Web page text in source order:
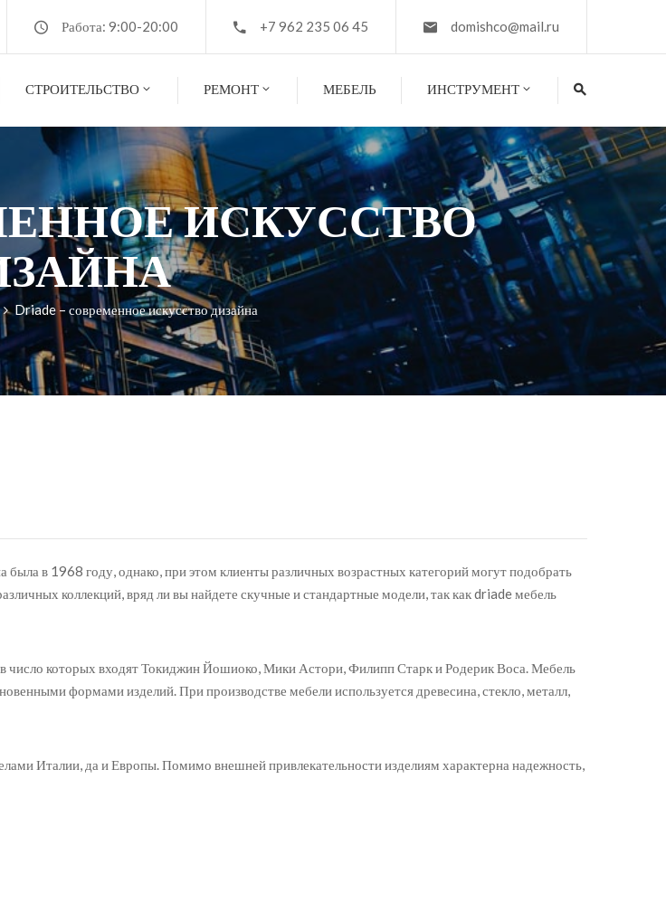
Работа: 9:00-20:00 +7 962 235 06 45 domishco@mail.ru
СТРОИТЕЛЬСТВО РЕМОНТ МЕБЕЛЬ ИНСТРУМЕНТ
ИСКУССТВО
Driade – современное искусство дизайна
в 1968 году, однако, при этом клиенты различных возрастных категорий могут подобрать
коллекций, вряд ли вы найдете скучные и стандартные модели, так как driade мебель
число которых входят Токиджин Йошиоко, Мики Астори, Филипп Старк и Родерик Воса. Мебель
формами изделий. При производстве мебели используется древесина, стекло, металл,
Италии, да и Европы. Помимо внешней привлекательности изделиям характерна надежность,